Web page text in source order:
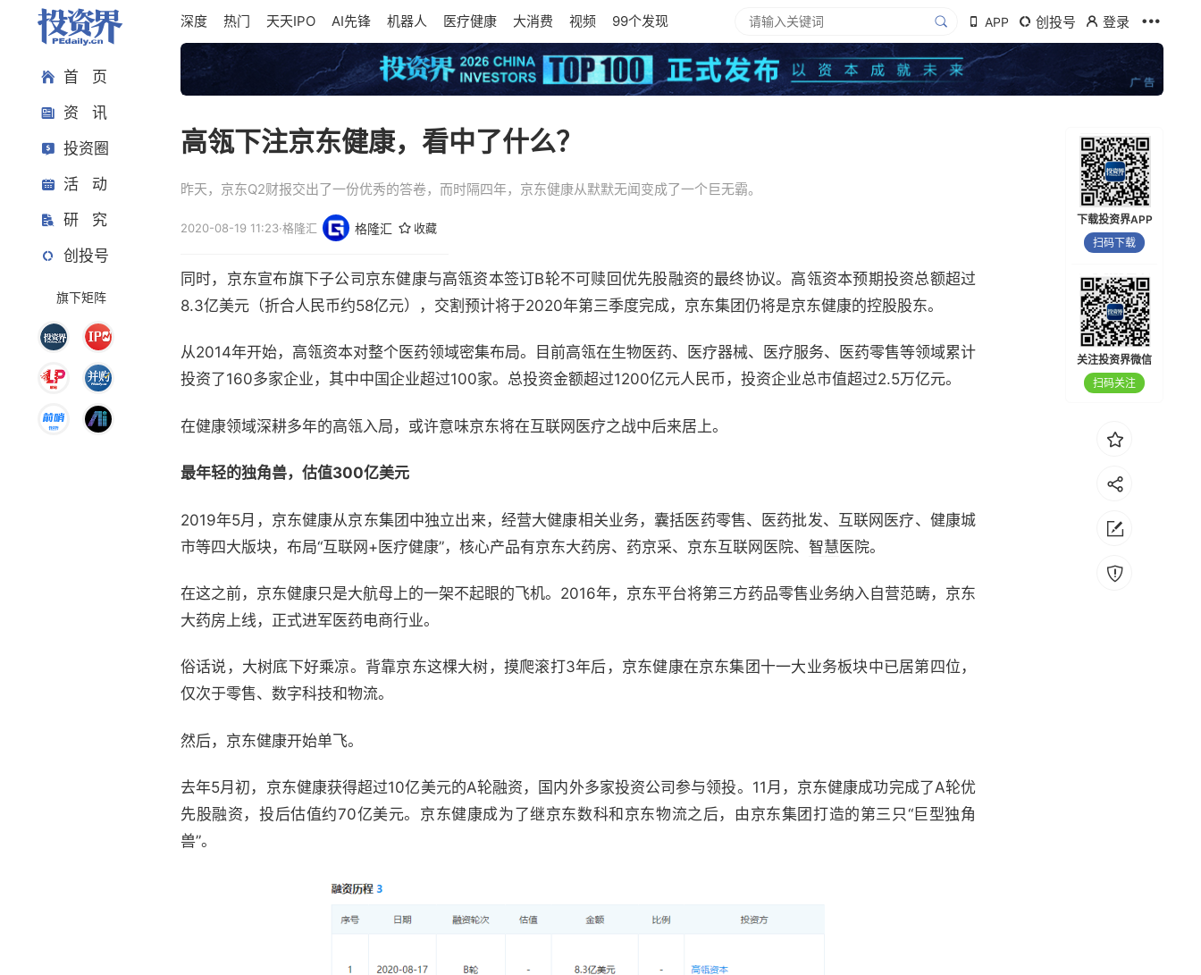
首 页
资 讯
投资圈
活 动
研 究
创投号
旗下矩阵
深度 热门 天天IPO AI先锋 机器人 医疗健康 大消费 视频 99个发现 APP 创投号 登录
高瓴下注京东健康，看中了什么？
昨天，京东Q2财报交出了一份优秀的答卷，而时隔四年，京东健康从默默无闻变成了一个巨无霸。
2020-08-19 11:23·格隆汇 格隆汇 收藏
同时，京东宣布旗下子公司京东健康与高瓴资本签订B轮不可赎回优先股融资的最终协议。高瓴资本预期投资总额超过
8.3亿美元（折合人民币约58亿元），交割预计将于2020年第三季度完成，京东集团仍将是京东健康的控股股东。
从2014年开始，高瓴资本对整个医药领域密集布局。目前高瓴在生物医药、医疗器械、医疗服务、医药零售等领域累计
投资了160多家企业，其中中国企业超过100家。总投资金额超过1200亿元人民币，投资企业总市值超过2.5万亿元。
在健康领域深耕多年的高瓴入局，或许意味京东将在互联网医疗之战中后来居上。
最年轻的独角兽，估值300亿美元
2019年5月，京东健康从京东集团中独立出来，经营大健康相关业务，囊括医药零售、医药批发、互联网医疗、健康城
市等四大版块，布局“互联网+医疗健康”，核心产品有京东大药房、药京采、京东互联网医院、 智慧医院。
在这之前，京东健康只是大航母上的一架不起眼的飞机。2016年，京东平台将第三方药品零售业务纳入自营范畴，京东
大药房上线，正式进军医药电商行业。
俗话说，大树底下好乘凉。背靠京东这棵大树，摸爬滚打3年后，京东健康在京东集团十一大业务板块中已居第四位，
仅次于零售、数字科技和物流。
然后，京东健康开始单飞。
去年5月初，京东健康获得超过10亿美元的A轮融资，国内外多家投资公司参与领投。11月，京东健康成功完成了A轮优
先股融资，投后估值约70亿美元。京东健康成为了继京东数科和京东物流之后，由京东集团打造的第三只“巨型独角
兽”。
下载投资界APP
扫码下载
关注投资界微信
扫码关注